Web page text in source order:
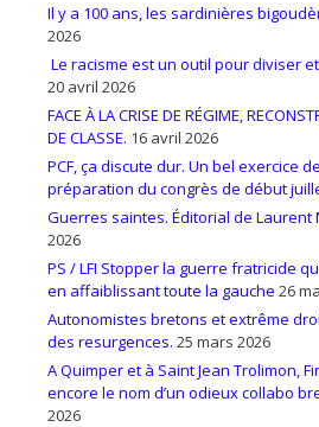
Il y a 100 ans, les sardinières
2026
Le racisme est un outil pour diviser
20 avril 2026
FACE À LA CRISE DE RÉGIME,
DE CLASSE. 16 avril 2026
PCF, ça discute dur. Un bel exercice
préparation du congrès de début
Guerres saintes. Éditorial de Laurent
2026
PS / LFI Stopper la guerre fratricide
en affaiblissant toute la gauche 26
Autonomistes bretons et extrême
des resurgences. 25 mars 2026
A Quimper et à Saint Jean Trolimon,
encore le nom d’un odieux collabo
2026